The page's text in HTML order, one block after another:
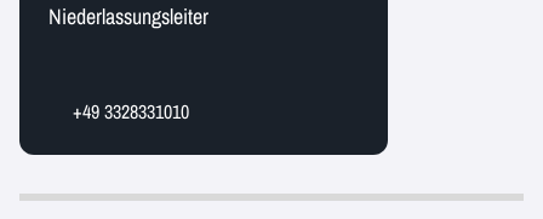
Niederlassungsleiter
+49 3328331010